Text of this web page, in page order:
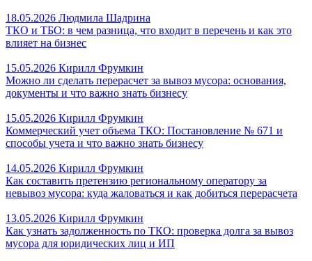
18.05.2026 Людмила Шадрина
ТКО и ТБО: в чем разница, что входит в перечень и как это
влияет на бизнес
15.05.2026 Кирилл Фрумкин
Можно ли сделать перерасчет за вывоз мусора: основания,
документы и что важно знать бизнесу
15.05.2026 Кирилл Фрумкин
Коммерческий учет объема ТКО: Постановление № 671 и
способы учета и что важно знать бизнесу
14.05.2026 Кирилл Фрумкин
Как составить претензию региональному оператору за
невывоз мусора: куда жаловаться и как добиться перерасчета
13.05.2026 Кирилл Фрумкин
Как узнать задолженность по ТКО: проверка долга за вывоз
мусора для юридических лиц и ИП